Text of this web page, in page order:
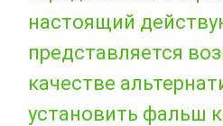
настоящий
представляется
качестве
установить фальш